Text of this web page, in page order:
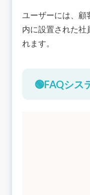
ユーザーには、顧
内に設置された社
れます。
🟢FAQシス